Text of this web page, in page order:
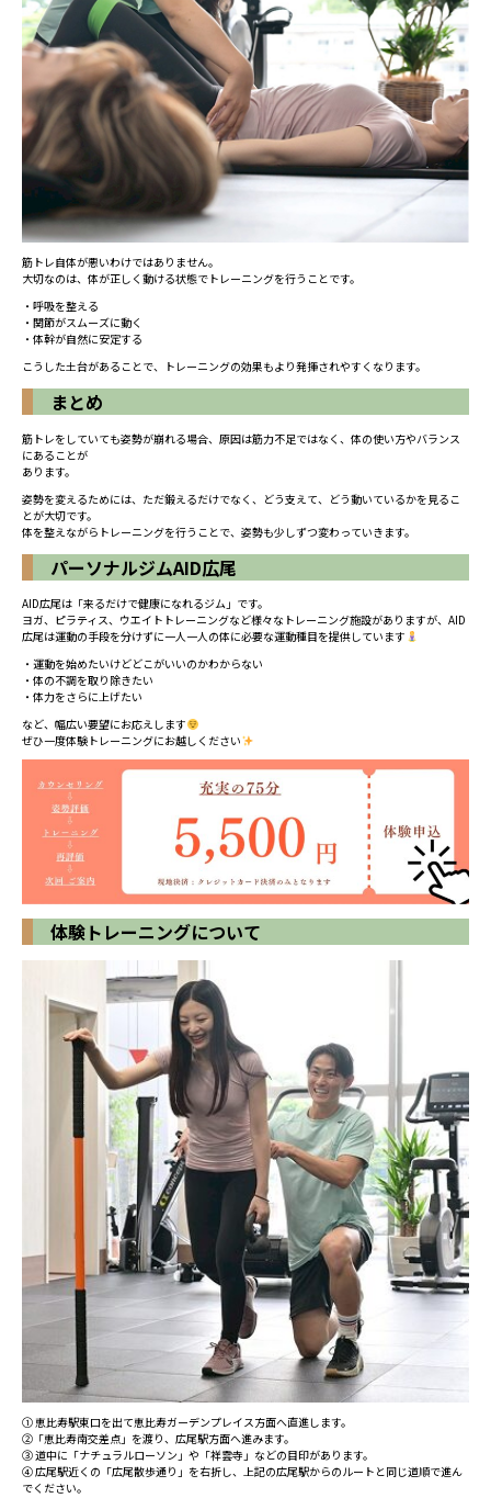
筋トレ自体が悪いわけではありません。
大切なのは、体が正しく動ける状態でトレーニングを行うことです。
・呼吸を整える
・関節がスムーズに動く
・体幹が自然に安定する
こうした土台があることで、トレーニングの効果もより発揮されやすくなります。
まとめ
筋トレをしていても姿勢が崩れる場合、原因は筋力不足ではなく、体の使い方やバランス
にあることが
あります。
姿勢を変えるためには、ただ鍛えるだけでなく、どう支えて、どう動いているかを見るこ
とが大切です。
体を整えながらトレーニングを行うことで、姿勢も少しずつ変わっていきます。
パーソナルジムAID広尾
AID広尾は「来るだけで健康になれるジム」です。
ヨガ、ピラティス、ウエイトトレーニングなど様々なトレーニング施設がありますが、AID
広尾は運動の手段を分けずに一人一人の体に必要な運動種目を提供しています
・運動を始めたいけどどこがいいのかわからない
・体の不調を取り除きたい
・体力をさらに上げたい
など、幅広い要望にお応えします
ぜひ一度体験トレーニングにお越しください
体験トレーニングについて
① 恵比寿駅東口を出て恵比寿ガーデンプレイス方面へ直進します。
②「恵比寿南交差点」を渡り、広尾駅方面へ進みます。
③ 道中に「ナチュラルローソン」や「祥雲寺」などの目印があります。
④ 広尾駅近くの「広尾散歩通り」を右折し、上記の広尾駅からのルートと同じ道順で進ん
でください。